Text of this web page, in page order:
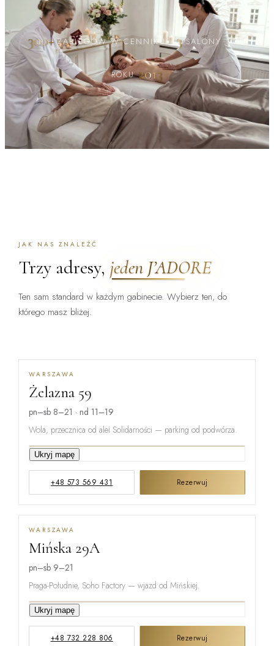
300+ ZABIEGÓW W CENNIKU·3 SALONY·OD
ROKU 2013
JAK NAS ZNALEŹĆ
Trzy adresy, jeden J’ADORE
Ten sam standard w każdym gabinecie. Wybierz ten, do
którego masz bliżej.
WARSZAWA
Żelazna 59
pn–sb 8–21 · nd 11–19
Wola, przecznica od alei Solidarności — parking od podwórza.
GRZYBOWSKA
ŻELAZNA
Ukryj mapę
+48 573 569 431 Rezerwuj
WARSZAWA
Mińska 29A
pn–sb 9–21
Praga-Południe, Soho Factory — wjazd od Mińskiej.
ŻUPNICZA
Ukryj mapę
+48 732 228 806 Rezerwuj